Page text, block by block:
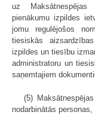
uz
pienākumu izpildes
jomu regulējošos
tiesiskās
izpildes un tiesību
administratoru un
saņemtajiem
(5)
nodarbinātās